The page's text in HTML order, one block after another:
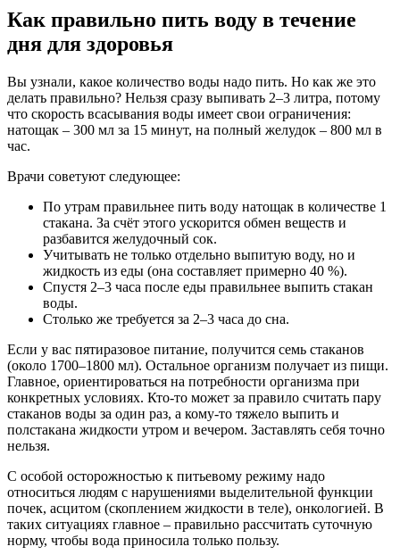
Как правильно пить воду в течение
дня для здоровья
Вы узнали, какое количество воды надо пить. Но как же это
делать правильно? Нельзя сразу выпивать 2–3 литра, потому
что скорость всасывания воды имеет свои ограничения:
натощак – 300 мл за 15 минут, на полный желудок – 800 мл в
час.
Врачи советуют следующее:
По утрам правильнее пить воду натощак в количестве 1
стакана. За счёт этого ускорится обмен веществ и
разбавится желудочный сок.
Учитывать не только отдельно выпитую воду, но и
жидкость из еды (она составляет примерно 40 %).
Спустя 2–3 часа после еды правильнее выпить стакан
воды.
Столько же требуется за 2–3 часа до сна.
Если у вас пятиразовое питание, получится семь стаканов
(около 1700–1800 мл). Остальное организм получает из пищи.
Главное, ориентироваться на потребности организма при
конкретных условиях. Кто-то может за правило считать пару
стаканов воды за один раз, а кому-то тяжело выпить и
полстакана жидкости утром и вечером. Заставлять себя точно
нельзя.
С особой осторожностью к питьевому режиму надо
относиться людям с нарушениями выделительной функции
почек, асцитом (скоплением жидкости в теле), онкологией. В
таких ситуациях главное – правильно рассчитать суточную
норму, чтобы вода приносила только пользу.